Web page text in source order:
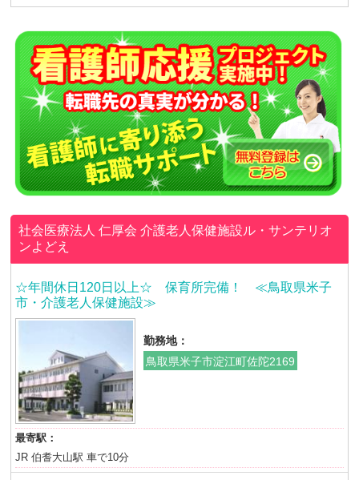
社会医療法人 仁厚会介護老人保健施設ル・サンテリオ
ンよどえ
☆年間休日120日以上☆ 保育所完備！ ≪鳥取県米子
市・介護老人保健施設≫
勤務地：
鳥取県米子市淀江町佐陀2169
最寄駅：
JR 伯耆大山駅 車で10分